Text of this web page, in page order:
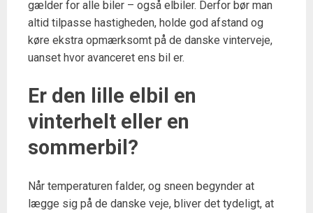
gælder for alle biler – også elbiler. Derfor bør man
altid tilpasse hastigheden, holde god afstand og
køre ekstra opmærksomt på de danske vinterveje,
uanset hvor avanceret ens bil er.
Er den lille elbil en
vinterhelt eller en
sommerbil?
Når temperaturen falder, og sneen begynder at
lægge sig på de danske veje, bliver det tydeligt, at